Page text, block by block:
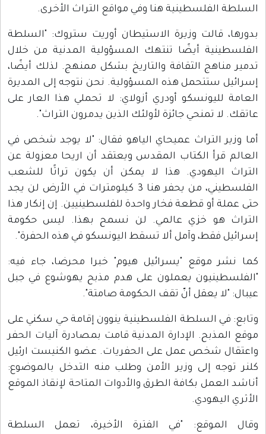
السلطة الفلسطينية هنا وفي مواقع التراث الأخرى.
بدورها، قالت وزيرة الاستيطان أوريت ستروك: "السلطة
الفلسطينية أيضًا تنتهك المسؤولية المدنية من خلال
تدمير مناهج الثقافة والتاريخ بشكل ممنهج. لذلك أيضًا،
إسرائيل ستتحمل هذه المسؤولية. نحن نتوجه إلى المديرة
العامة لليونسكو أودري أزولاي: لا تحملي هذا العار على
عاتقك. لا تمنحي جائزة لأولئك الذين يدمرون التراث".
أما وزير التراث عميحاي الياهو فقال: "لا يوجد شخص في
العالم قرأ الكتاب المقدس ويعتقد أن اريحا معزولة عن
التراث اليهودي. هذا لا يمكن أن يكون تراثًا للشعب
الفلسطيني، من يحفر هنا 3 كيلومترات في الأرض لن يجد
حتى عملة أو قطعة فخار واحدة للفلسطينيين. إن إنكار هذا
التراث هو خزي عالمي. لن نسمح بهذا. ليس حكومة
إسرائيل فقط، وآمل ألا تسقط اليونسكو في هذه الحفرة".
كما نشر موقع "يسرائيل هيوم" خبرا محرضا، جاء فيه:
"الفلسطينيون يعملون على هدم مذبح يهوشوع في جبل
عيبال: "لا يعقل أنّ تقف الحكومة صامتة".
وتابع: في السلطة الفلسطينية ينوون إقامة حي سكني على
موقع المذبح. الإدارة المدنية قامت بمصادرة آليات الحفر
واعتقال شخص عمل على الحفريات. عضو الكنيست ارئيل
كلنر توجه إلى وزير الأمن وطلب منه التدخل بالموضوع:
أناشد العمل بكافة الطرق والأدوات المتاحة لإنقاذ الموقع
الأثري اليهودي.
وقال الموقع: "في الفترة الأخيرة، تعمل السلطة